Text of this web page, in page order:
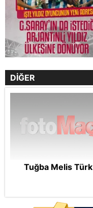
DİĞER
Tuğba Melis Türk